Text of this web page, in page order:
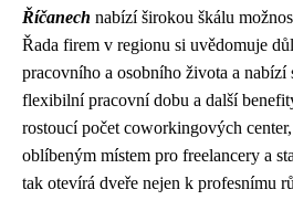
Říčanech nabízí širokou škálu
Řada firem v regionu si uvědomuje
pracovního a osobního života a nabízí
flexibilní pracovní dobu a další
rostoucí počet coworkingových
oblíbeným místem pro freelancery a
tak otevírá dveře nejen k profesnímu